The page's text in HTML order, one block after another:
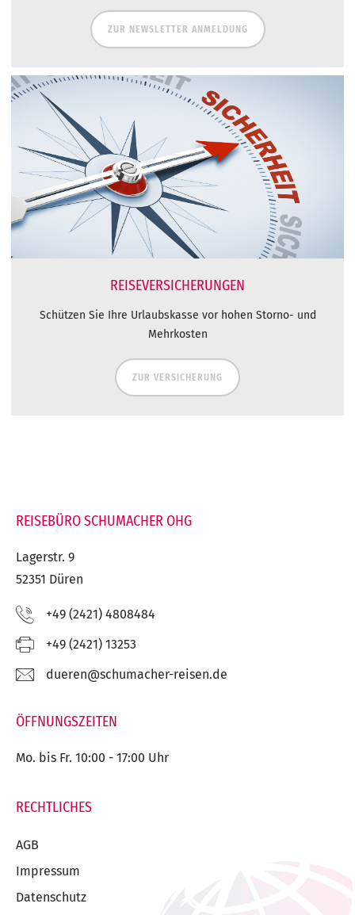
ZUR NEWSLETTER ANMELDUNG
REISEVERSICHERUNGEN
Schützen Sie Ihre Urlaubskasse vor hohen Storno- und
Mehrkosten
ZUR VERSICHERUNG
REISEBÜRO SCHUMACHER OHG
Lagerstr. 9
52351 Düren
Telefon:
+49 (2421) 4808484
Fax:+49 (2421) 13253
E-
ed.nesier-rehcamuhcs@nereud
ÖFFNUNGSZEITEN
Mo. bis Fr. 10:00 - 17:00 Uhr
RECHTLICHES
AGB
Impressum
Datenschutz